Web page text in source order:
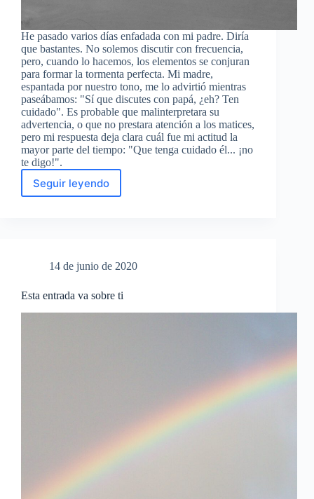
He pasado varios días enfadada con mi padre. Diría
que bastantes. No solemos discutir con frecuencia,
pero, cuando lo hacemos, los elementos se conjuran
para formar la tormenta perfecta. Mi madre,
espantada por nuestro tono, me lo advirtió mientras
paseábamos: "Sí que discutes con papá, ¿eh? Ten
cuidado". Es probable que malinterpretara su
advertencia, o que no prestara atención a los matices,
pero mi respuesta deja clara cuál fue mi actitud la
mayor parte del tiempo: "Que tenga cuidado él... ¡no
te digo!".
Seguir leyendo
Varón
14 de junio de 2020
Esta entrada va sobre ti